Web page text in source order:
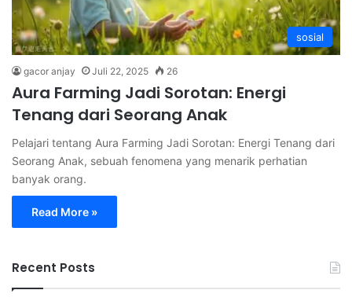
sosial
gacor anjay Juli 22, 2025 26
Aura Farming Jadi Sorotan: Energi
Tenang dari Seorang Anak
Pelajari tentang Aura Farming Jadi Sorotan: Energi Tenang dari
Seorang Anak, sebuah fenomena yang menarik perhatian
banyak orang.
Read More »
Recent Posts